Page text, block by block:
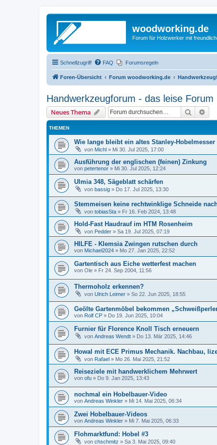
woodworking.de
Forum für Holzwerker mit
Schnellzugriff FAQ Forumsregeln
Foren-Übersicht Forum woodworking.de
Handwerkzeugforum - das leise Forum
Neues Thema Suche
THEMEN
Wie lange bleibt ein altes Stanley-Hobelmesser
von Michl » Mi 30. Jul 2025, 17:00
Ausführung der englischen (feinen) Zinkung
von petertenor » Mi 30. Jul 2025, 12:24
Ulmia 348, Sägeblatt schärfen
von bassig » Do 17. Jul 2025, 13:30
Stemmeisen keine rechtwinklige Schneide
von tobiasSta » Fr 16. Feb 2024, 13:48
Hold-Fast Haudrauf im HTM Rosenheim
von Pedder » Sa 19. Jul 2025, 07:19
HILFE - Klemsia Zwingen rutschen durch
von Michael2024 » Mo 27. Jan 2025, 22:52
Gartentisch aus Eiche wetterfest machen
von Ole » Fr 24. Sep 2004, 11:56
Thermoholz erkennen?
von Ulrich Leimer » So 22. Jun 2025, 18:55
Geölte Gartenmöbel bekommen
von Rolf CP » Do 19. Jun 2025, 10:04
Furnier für Florence Knoll Tisch erneuern
von Andreas Wendt » Do 13. Mär 2025, 14:46
Howal mit ECE Primus Mechanik. Nachbau,
von Rafael » Mo 26. Mai 2025, 21:52
Reiseziele mit handwerklichem Mehrwert
von ofu » Do 9. Jan 2025, 13:43
nochmal ein Hobelbauer-Video
von Andreas Winkler » Mi 14. Mai 2025, 06:34
Zwei Hobelbauer-Videos
von Andreas Winkler » Mi 7. Mai 2025, 06:33
Flohmarktfund: Hobel #3
von chschmitz » Sa 3. Mai 2025, 09:40